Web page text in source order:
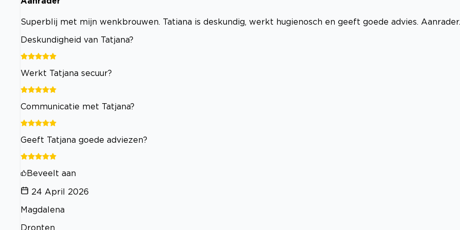
Superblij met mijn wenkbrouwen. Tatiana is deskundig, werkt hugienosch en geeft goede advies.
Deskundigheid van Tatjana?
Werkt Tatjana secuur?
Communicatie met Tatjana?
Geeft Tatjana goede adviezen?
Beveelt aan
24 April 2026
Magdalena
Dronten